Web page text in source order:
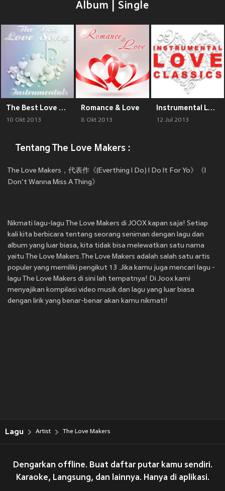
Album | Single
The Best Love Song Instrumentals
10 Okt 2013
Romance & Love
8 Okt 2013
Instrumental Love Classics
12 Jul 2013
Tentang The Love Makers :
The Love Makers，代表作《(Everthing I Do) I Do It For Yo》《I
Don't Wanna Miss A Thing》
Nikmati lagu-lagu The Love Makers di JOOX kapan saja! Setiap
kali kita berbicara tentang seorang seniman dengan lagu dan
album yang luar biasa, kita tidak bisa melewatkan satu nama
yaitu The Love Makers.The Love Makers adalah salah satu artis
populer yang memiliki pengikut 13 .Jika kamu juga mencari lagu -
lagu The Love Makers di sini lah tempatnya! Di Joox kami
menyajikan kompilasi video musik dan lagu yang luar biasa
dengan lirik yang benar-benar akan kamu nikmati!
Lagu Artist The Love Makers
Dengarkan offline. Buat daftar putar kamu sendiri.
Karaoke, Langsung, dan lainnya. Hanya di aplikasi.